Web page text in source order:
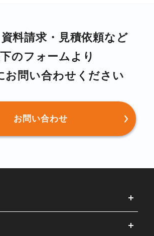
料請求・⾒積依頼など
のフォームより
お問い合わせください
お問い合わせ